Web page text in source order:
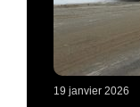
19 janvier 2026